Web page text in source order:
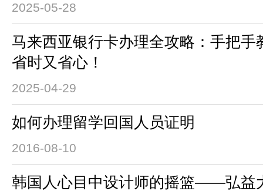
2025-05-28
马来西亚银行卡办理全攻略：手把手
省时又省心！
2025-04-29
如何办理留学回国人员证明
2016-08-10
韩国人心目中设计师的摇篮——弘益